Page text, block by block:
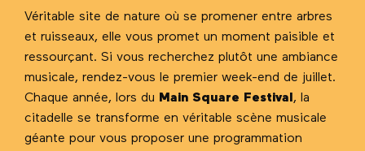
Véritable site de nature où se promener entre arbres
et ruisseaux, elle vous promet un moment paisible et
ressourçant. Si vous recherchez plutôt une ambiance
musicale, rendez-vous le premier week-end de juillet.
Chaque année, lors du Main Square Festival , la
citadelle se transforme en véritable scène musicale
géante pour vous proposer une programmation